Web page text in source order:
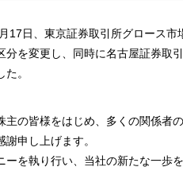
17日、東京証券取引所グロース市
分を変更し、同時に名古屋証券取
。
主の皆様をはじめ、多くの関係者
申し上げます。
ーを執り行い、当社の新たな一歩